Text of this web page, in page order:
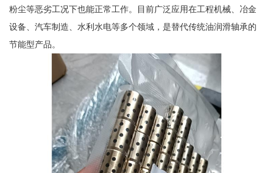
粉尘等恶劣工况下也能正常工作。目前广泛应用在工程机械、冶金
设备、汽车制造、水利水电等多个领域，是替代传统油润滑轴承的
节能型产品。